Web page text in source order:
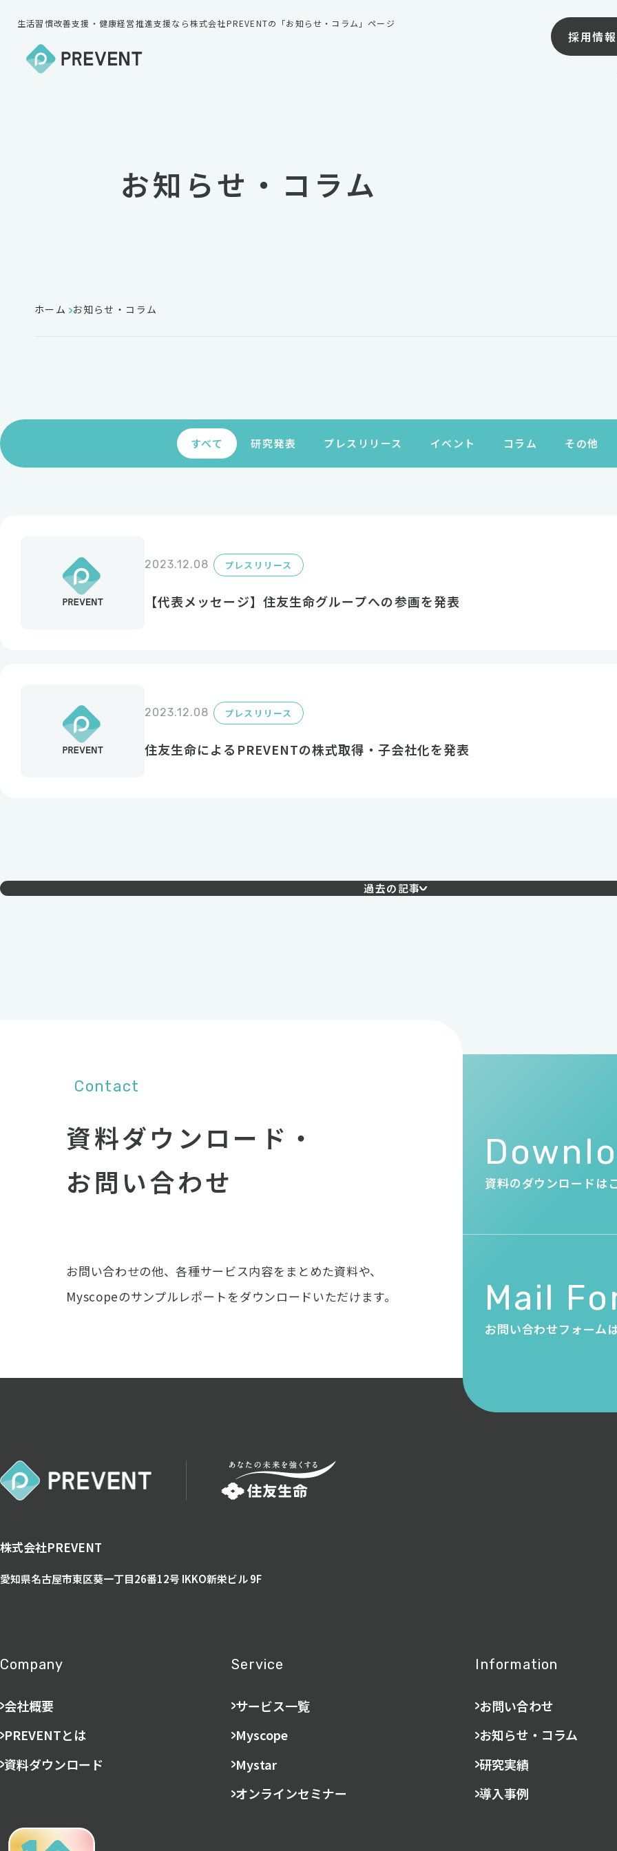
生活習慣改善支援・健康経営推進支援なら株式会社PREVENTの「お知らせ・コラム」ページ
採用情報
お知らせ・コラム
ホーム お知らせ・コラム
すべて 研究発表 プレスリリース イベント コラム その他
2023.12.08 プレスリリース
【代表メッセージ】住友生命グループへの参画を発表
2023.12.08 プレスリリース
住友生命によるPREVENTの株式取得・子会社化を発表
過去の記事
Contact
資料ダウンロード・
お問い合わせ
お問い合わせの他、各種サービス内容をまとめた資料や、
Myscopeのサンプルレポートをダウンロードいただけます。
資料のダウンロードは
Mail
お問い合わせフォーム
株式会社PREVENT
愛知県名古屋市東区葵一丁目26番12号 IKKO新栄ビル 9F
Company
会社概要
PREVENTとは
資料ダウンロード
Service
サービス一覧
Myscope
Mystar
オンラインセミナー
Information
お問い合わせ
お知らせ・コラム
研究実績
導入事例